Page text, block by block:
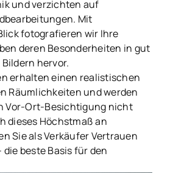
und verzichten auf
Mit
fotografieren wir Ihre
deren Besonderheiten in gut
hervor.
erhalten einen realistischen
Räumlichkeiten und werden
Vor-Ort-Besichtigung nicht
dieses Höchstmaß an
Sie als Verkäufer Vertrauen
beste Basis für den